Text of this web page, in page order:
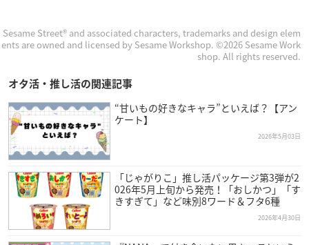
Sesame Street® and associated characters, trademarks and design elem
ents are owned and licensed by Sesame Workshop. ©2026 Sesame Work
shop. All rights reserved.
オタ活・推し活の関連記事
“甘いもの好きなキャラ”といえば？【アン
ケート】
2026年5月03日
「じゃがりこ」推し活パッケージ第3弾が2
026年5月上旬から発売！「おしかつ」「す
きすぎて」など味別8ワード＆フタ6種
2026年4月30日